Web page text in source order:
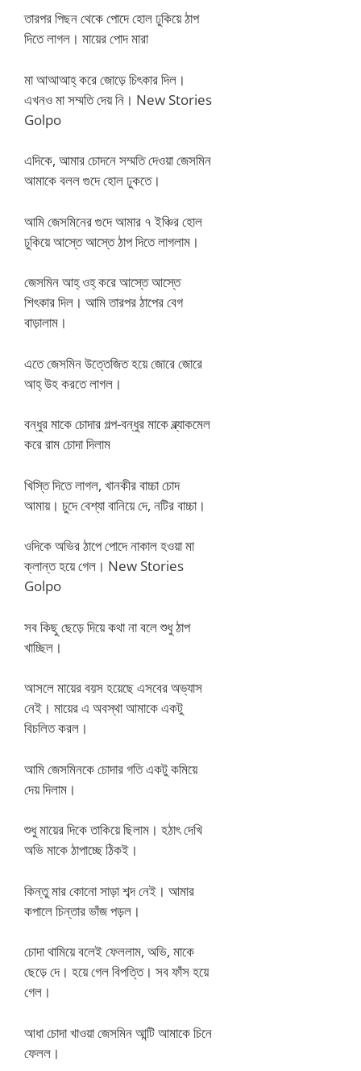
তারপর পিছন থেকে পোদে হোল ঢুকিয়ে ঠাপ
দিতে লাগল। মায়ের পোদ মারা
মা আআআহ্ করে জোড়ে চিৎকার দিল।
এখনও মা সম্মতি দেয় নি। New Stories
Golpo
এদিকে, আমার চোদনে সম্মতি দেওয়া জেসমিন
আমাকে বলল গুদে হোল ঢুকতে।
আমি জেসমিনের গুদে আমার ৭ ইঞ্চির হোল
ঢুকিয়ে আস্তে আস্তে ঠাপ দিতে লাগলাম।
জেসমিন আহ্ ওহ্ করে আস্তে আস্তে
শিৎকার দিল। আমি তারপর ঠাপের বেগ
বাড়ালাম।
এতে জেসমিন উত্তেজিত হয়ে জোরে জোরে
আহ্ উহ করতে লাগল।
বন্ধুর মাকে চোদার গল্প-বন্ধুর মাকে ব্ল্যাকমেল
করে রাম চোদা দিলাম
খিস্তি দিতে লাগল, খানকীর বাচ্চা চোদ
আমায়। চুদে বেশ্যা বানিয়ে দে, নটির বাচ্চা।
ওদিকে অভির ঠাপে পোদে নাকাল হওয়া মা
ক্লান্ত হয়ে গেল। New Stories
Golpo
সব কিছু ছেড়ে দিয়ে কথা না বলে শুধু ঠাপ
খাচ্ছিল।
আসলে মায়ের বয়স হয়েছে এসবের অভ্যাস
নেই। মায়ের এ অবস্থা আমাকে একটু
বিচলিত করল।
আমি জেসমিনকে চোদার গতি একটু কমিয়ে
দেয় দিলাম।
শুধু মায়ের দিকে তাকিয়ে ছিলাম। হঠাৎ দেখি
অভি মাকে ঠাপাচ্ছে ঠিকই।
কিন্তু মার কোনো সাড়া শব্দ নেই। আমার
কপালে চিন্তার ভাঁজ পড়ল।
চোদা থামিয়ে বলেই ফেললাম, অভি, মাকে
ছেড়ে দে। হয়ে গেল বিপত্তি। সব ফাঁস হয়ে
গেল।
আধা চোদা খাওয়া জেসমিন আন্টি আমাকে চিনে
ফেলল।